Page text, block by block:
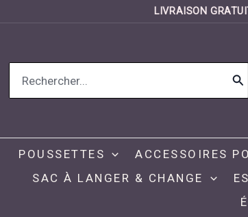
LIVRAISON
Search
for:
POUSSETTES ACCESSOIRES
SAC À LANGER & CHANGE